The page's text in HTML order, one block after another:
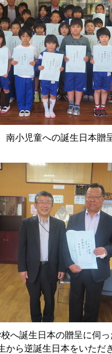
南小児童への誕生日本贈
へ誕生日本の贈呈に伺っ
から逆誕生日本をいただ